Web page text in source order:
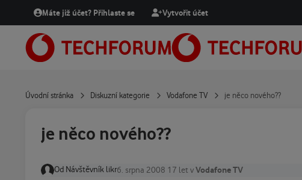
Přejít na obsah
Máte již účet? Přihlaste se Vytvořit účet
Úvodní stránka Diskuzní kategorie Vodafone TV je něco nového??
je něco nového??
Od Návštěvník likr6. srpna 2008 17 let vVodafone TV